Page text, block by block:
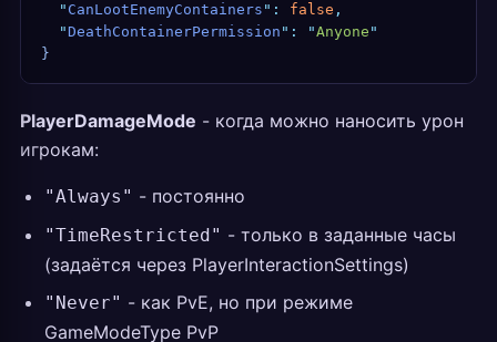
  "
CanLootEnemyContainers " : false ,
  "
DeathContainerPermission " : "Anyone "
}
PlayerDamageMode - когда можно наносить урон
игрокам:
"Always" - постоянно
"TimeRestricted" - только в заданные часы
(задаётся через PlayerInteractionSettings)
"Never" - как PvE, но при режиме
GameModeType PvP